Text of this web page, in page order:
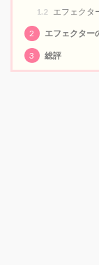
1.2 エフェクタ
2 エフェクター
3 総評